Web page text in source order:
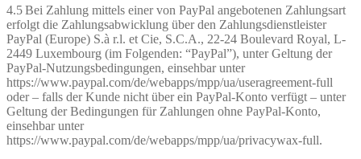
4.5 Bei Zahlung mittels einer von PayPal angebotenen Zahlungsart
erfolgt die Zahlungsabwicklung über den Zahlungsdienstleister
PayPal (Europe) S.à r.l. et Cie, S.C.A., 22-24 Boulevard Royal, L-
2449 Luxembourg (im Folgenden: “PayPal”), unter Geltung der
PayPal-Nutzungsbedingungen, einsehbar unter
https://www.paypal.com/de/webapps/mpp/ua/useragreement-full
oder – falls der Kunde nicht über ein PayPal-Konto verfügt – unter
Geltung der Bedingungen für Zahlungen ohne PayPal-Konto,
einsehbar unter
https://www.paypal.com/de/webapps/mpp/ua/privacywax-full.